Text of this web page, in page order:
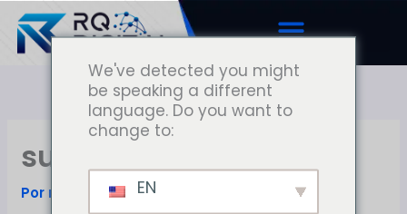
contenido
susanreed020
Por rquintero/
julio 31, 2025
We've detected you might
be speaking a different
language. Do you want to
change to:
EN